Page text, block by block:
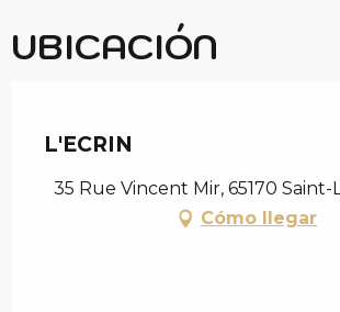
UBICACIÓN
L'ECRIN
35 Rue Vincent Mir, 65170
Cómo llegar